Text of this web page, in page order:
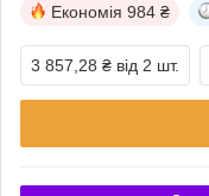
Економія 984 ₴
3 857,28 ₴ від 2 шт.